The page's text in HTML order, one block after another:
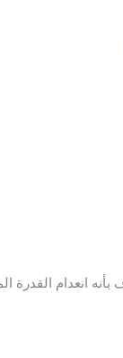
بأنه انعدام القدرة